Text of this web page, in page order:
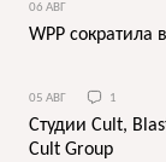
06 АВГ
WPP сократила
05 АВГ 1
Студии Cult,
Cult Group